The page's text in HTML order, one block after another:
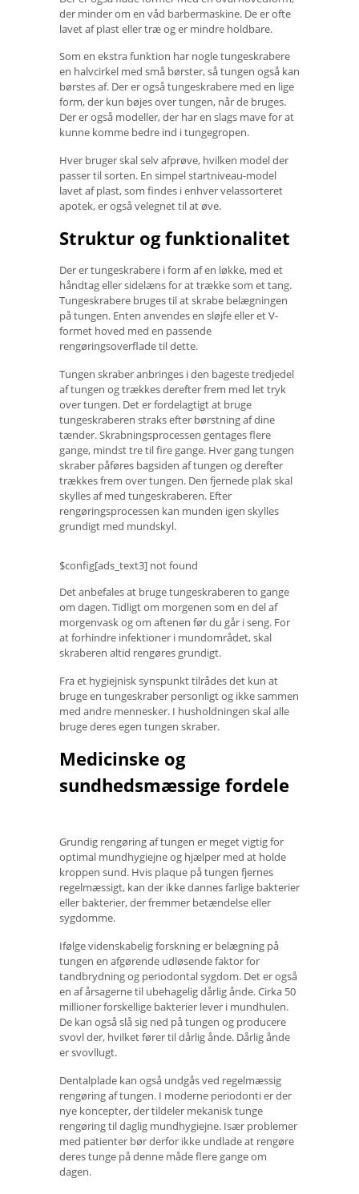
der minder om en våd barbermaskine. De er ofte
lavet af plast eller træ og er mindre holdbare.
Som en ekstra funktion har nogle tungeskrabere
en halvcirkel med små børster, så tungen også kan
børstes af. Der er også tungeskrabere med en lige
form, der kun bøjes over tungen, når de bruges.
Der er også modeller, der har en slags mave for at
kunne komme bedre ind i tungegropen.
Hver bruger skal selv afprøve, hvilken model der
passer til sorten. En simpel startniveau-model
lavet af plast, som findes i enhver velassorteret
apotek, er også velegnet til at øve.
Struktur og funktionalitet
Der er tungeskrabere i form af en løkke, med et
håndtag eller sidelæns for at trække som et tang.
Tungeskrabere bruges til at skrabe belægningen
på tungen. Enten anvendes en sløjfe eller et V-
formet hoved med en passende
rengøringsoverflade til dette.
Tungen skraber anbringes i den bageste tredjedel
af tungen og trækkes derefter frem med let tryk
over tungen. Det er fordelagtigt at bruge
tungeskraberen straks efter børstning af dine
tænder. Skrabningsprocessen gentages flere
gange, mindst tre til fire gange. Hver gang tungen
skraber påføres bagsiden af ​​tungen og derefter
trækkes frem over tungen. Den fjernede plak skal
skylles af med tungeskraberen. Efter
rengøringsprocessen kan munden igen skylles
grundigt med mundskyl.
$config[ads_text3] not found
Det anbefales at bruge tungeskraberen to gange
om dagen. Tidligt om morgenen som en del af
morgenvask og om aftenen før du går i seng. For
at forhindre infektioner i mundområdet, skal
skraberen altid rengøres grundigt.
Fra et hygiejnisk synspunkt tilrådes det kun at
bruge en tungeskraber personligt og ikke sammen
med andre mennesker. I husholdningen skal alle
bruge deres egen tungen skraber.
Medicinske og
sundhedsmæssige fordele
Grundig rengøring af tungen er meget vigtig for
optimal mundhygiejne og hjælper med at holde
kroppen sund. Hvis plaque på tungen fjernes
regelmæssigt, kan der ikke dannes farlige bakterier
eller bakterier, der fremmer betændelse eller
sygdomme.
Ifølge videnskabelig forskning er belægning på
tungen en afgørende udløsende faktor for
tandbrydning og periodontal sygdom. Det er også
en af ​​årsagerne til ubehagelig dårlig ånde. Cirka 50
millioner forskellige bakterier lever i mundhulen.
De kan også slå sig ned på tungen og producere
svovl der, hvilket fører til dårlig ånde. Dårlig ånde
er svovllugt.
Dentalplade kan også undgås ved regelmæssig
rengøring af tungen. I moderne periodonti er der
nye koncepter, der tildeler mekanisk tunge
rengøring til daglig mundhygiejne. Især problemer
med patienter bør derfor ikke undlade at rengøre
deres tunge på denne måde flere gange om
dagen.